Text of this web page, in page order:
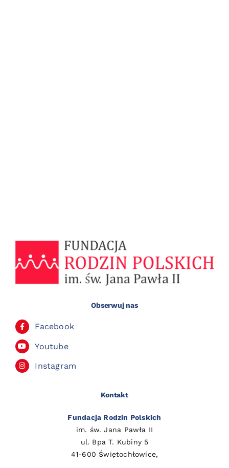
Obserwuj nas
Facebook
Youtube
Instagram
Kontakt
Fundacja Rodzin Polskich
im. św. Jana Pawła II
ul. Bpa T. Kubiny 5
41-600 Świętochłowice,